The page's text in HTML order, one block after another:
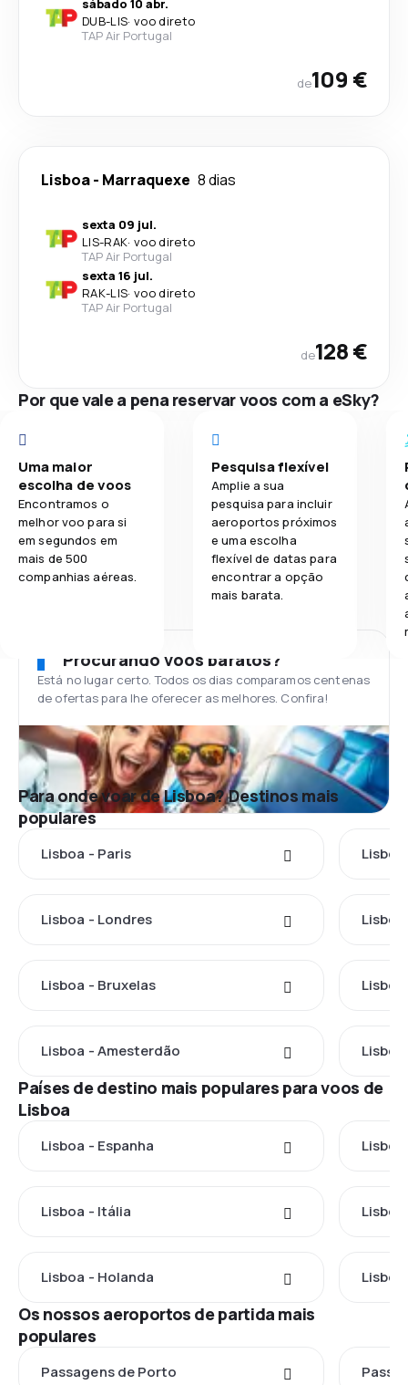
sábado 10 abr.
DUB-LIS· voo direto
TAP Air Portugal
de109 €
Lisboa- Marraquexe 8 dias
sexta 09 jul.
LIS-RAK· voo direto
TAP Air Portugal
sexta 16 jul.
RAK-LIS· voo direto
TAP Air Portugal
de128 €
Por que vale a pena reservar voos com a eSky?
Uma maior
escolha de voos
Encontramos o
melhor voo para si
em segundos em
mais de 500
companhias aéreas.
Pesquisa flexível
Amplie a sua
pesquisa para incluir
aeroportos próximos
e uma escolha
flexível de datas para
encontrar a opção
mais barata.
Procurando voos baratos?
Está no lugar certo. Todos os dias comparamos centenas
de ofertas para lhe oferecer as melhores. Confira!
Para onde voar de Lisboa? Destinos mais
populares
Lisboa - Paris
Lisboa - Londres
Lisboa - Bruxelas
Lisboa - Amesterdão
Países de destino mais populares para voos de
Lisboa
Lisboa - Espanha
Lisboa - Itália
Lisboa - Holanda
Os nossos aeroportos de partida mais
populares
Passagens de Porto